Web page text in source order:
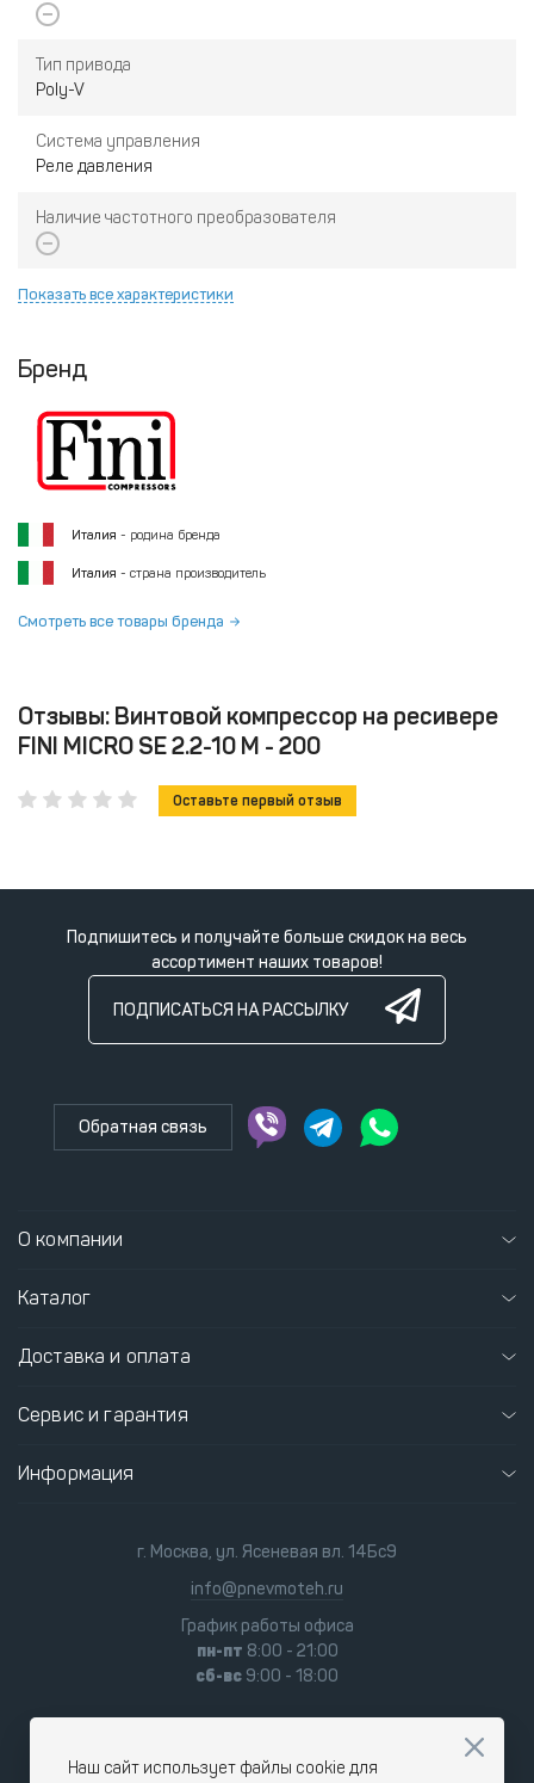
Тип привода
Poly-V
Система управления
Реле давления
Наличие частотного преобразователя
Показать все характеристики
Бренд
Италия - родина бренда
Италия - страна производитель
Смотреть все товары бренда
Отзывы: Винтовой компрессор на ресивере
FINI MICRO SE 2.2-10 M - 200
Оставьте первый отзыв
Подпишитесь и получайте больше скидок на весь
ассортимент наших товаров!
ПОДПИСАТЬСЯ НА РАССЫЛКУ
Обратная связь
О компании
Каталог
Доставка и оплата
Сервис и гарантия
Информация
г. Москва, ул. Ясеневая вл. 14Бс9
info@pnevmoteh.ru
График работы офиса
пн-пт 8:00 - 21:00
сб-вс 9:00 - 18:00
Наш сайт использует файлы cookie для